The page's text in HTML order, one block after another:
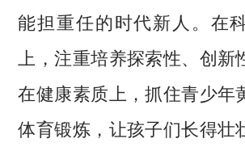
能担重任的时代新人。在
上，注重培养探索性、创新
在健康素质上，抓住青少年
体育锻炼，让孩子们长得壮